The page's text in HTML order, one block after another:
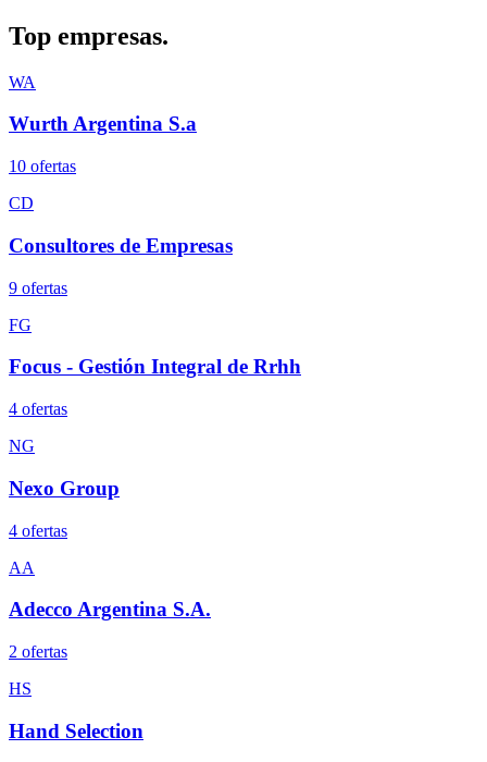
Top empresas.
WA
Wurth Argentina S.a
10 ofertas
CD
Consultores de Empresas
9 ofertas
FG
Focus - Gestión Integral de Rrhh
4 ofertas
NG
Nexo Group
4 ofertas
AA
Adecco Argentina S.A.
2 ofertas
HS
Hand Selection